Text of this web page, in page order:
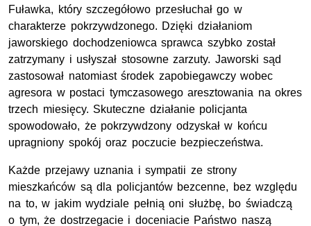
Fuławka, który szczegółowo przesłuchał go w
charakterze pokrzywdzonego. Dzięki działaniom
jaworskiego dochodzeniowca sprawca szybko został
zatrzymany i usłyszał stosowne zarzuty. Jaworski sąd
zastosował natomiast środek zapobiegawczy wobec
agresora w postaci tymczasowego aresztowania na okres
trzech miesięcy. Skuteczne działanie policjanta
spowodowało, że pokrzywdzony odzyskał w końcu
upragniony spokój oraz poczucie bezpieczeństwa.
Każde przejawy uznania i sympatii ze strony
mieszkańców są dla policjantów bezcenne, bez względu
na to, w jakim wydziale pełnią oni służbę, bo świadczą
o tym, że dostrzegacie i doceniacie Państwo naszą